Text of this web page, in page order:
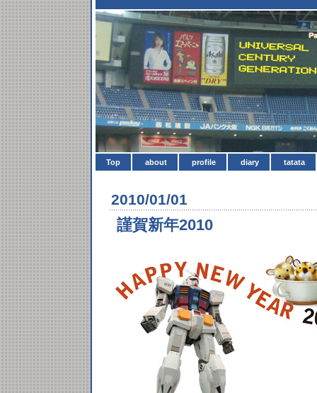
Top about profile diary tatata
2010/01/01
謹賀新年2010